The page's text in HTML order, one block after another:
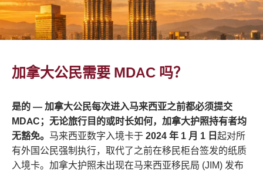
加拿大公民需要 MDAC 吗？
是的 — 加拿大公民每次进入马来西亚之前都必须提交
MDAC；无论旅行目的或时长如何，加拿大护照持有者均
无豁免。 马来西亚数字入境卡于2024 年 1 月 1 日起对所
有外国公民强制执行，取代了之前在移民柜台签发的纸质
入境卡。加拿大护照未出现在马来西亚移民局 (JIM) 发布